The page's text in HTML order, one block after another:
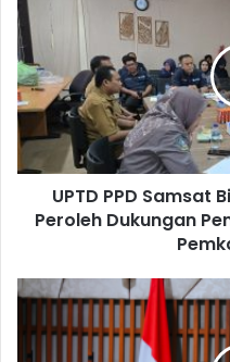
UPTD PPD Samsat
Peroleh Dukungan